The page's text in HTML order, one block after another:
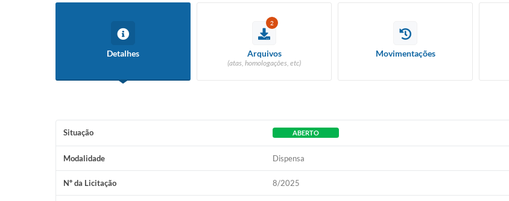
Detalhes
2
Arquivos
(atas, homologações, etc)
Movimentações
Situação ABERTO
Modalidade Dispensa
Nº da Licitação 8/2025